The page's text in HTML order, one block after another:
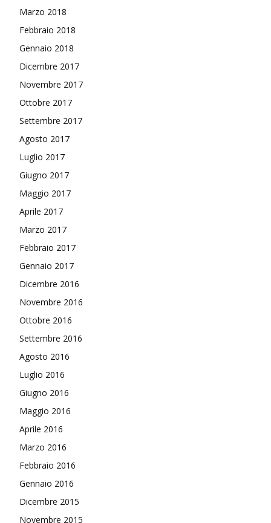
Marzo 2018
Febbraio 2018
Gennaio 2018
Dicembre 2017
Novembre 2017
Ottobre 2017
Settembre 2017
Agosto 2017
Luglio 2017
Giugno 2017
Maggio 2017
Aprile 2017
Marzo 2017
Febbraio 2017
Gennaio 2017
Dicembre 2016
Novembre 2016
Ottobre 2016
Settembre 2016
Agosto 2016
Luglio 2016
Giugno 2016
Maggio 2016
Aprile 2016
Marzo 2016
Febbraio 2016
Gennaio 2016
Dicembre 2015
Novembre 2015